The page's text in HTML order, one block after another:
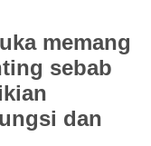
memang
sebab
dan